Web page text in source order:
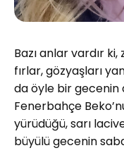
Bazı anlar vardır
fırlar, gözyaşları
da öyle bir gecenin
Fenerbahçe
yürüdüğü, sarı
büyülü gecenin